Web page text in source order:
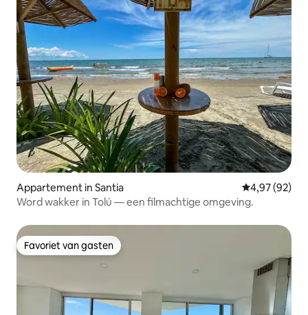
Appartement in Santia Gemiddelde
4,97 (92)
Word wakker in Tolú — een filmachtige omgeving.
Favoriet van gasten
Favoriet van gasten